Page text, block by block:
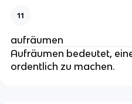
11
aufräumen
Aufräumen bedeutet,
ordentlich zu machen.